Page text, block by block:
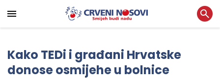
Kako TEDi i građani Hrvatske
donose osmijehe u bolnice